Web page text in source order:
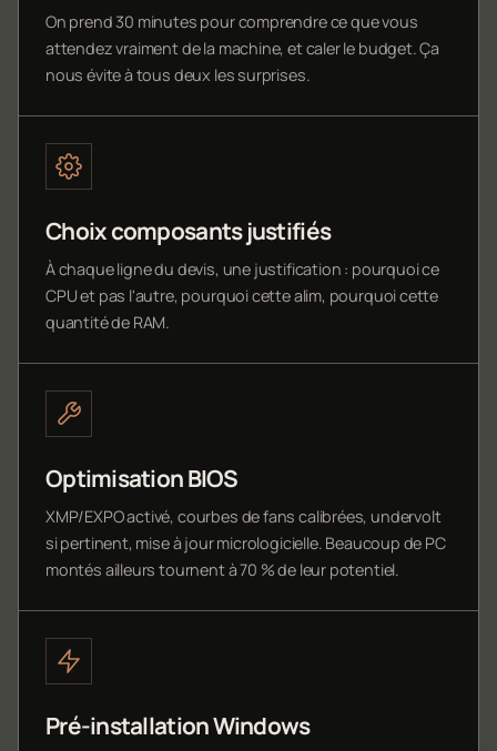
On prend 30 minutes pour comprendre ce que vous
attendez vraiment de la machine, et caler le budget. Ça
nous évite à tous deux les surprises.
Choix composants justifiés
À chaque ligne du devis, une justification : pourquoi ce
CPU et pas l'autre, pourquoi cette alim, pourquoi cette
quantité de RAM.
Optimisation BIOS
XMP/EXPO activé, courbes de fans calibrées, undervolt
si pertinent, mise à jour micrologicielle. Beaucoup de PC
montés ailleurs tournent à 70 % de leur potentiel.
Pré-installation Windows